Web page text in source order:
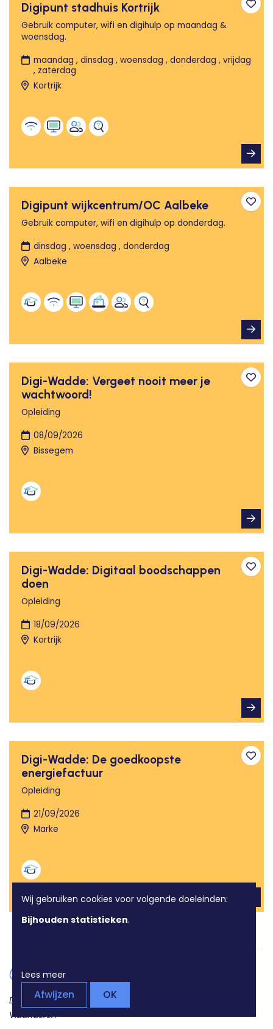
Digipunt stadhuis Kortrijk
Gebruik computer, wifi en digihulp op maandag &
woensdag.
maandag , dinsdag , woensdag , donderdag , vrijdag
, zaterdag
Kortrijk
Digipunt wijkcentrum/OC Aalbeke
Gebruik computer, wifi en digihulp op donderdag.
dinsdag , woensdag , donderdag
Aalbeke
Digi-Wadde: Vergeet nooit meer je
wachtwoord!
Opleiding
08/09/2026
Bissegem
Digi-Wadde: Digitaal boodschappen
doen
Opleiding
18/09/2026
Kortrijk
Digi-Wadde: De goedkoopste
energiefactuur
Opleiding
21/09/2026
Marke
Doorverwijsplatform digitale-inclusie-aanbod West-
Vlaanderen
Wij gebruiken cookies voor volgende doeleinden:
Bijhouden statistieken.
Lees meer
Afwijzen OK